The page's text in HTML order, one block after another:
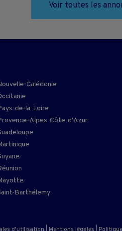
Voir toutes les
Calédonie
de-la-Loire
Alpes-Côte-d'Azur
Barthélemy